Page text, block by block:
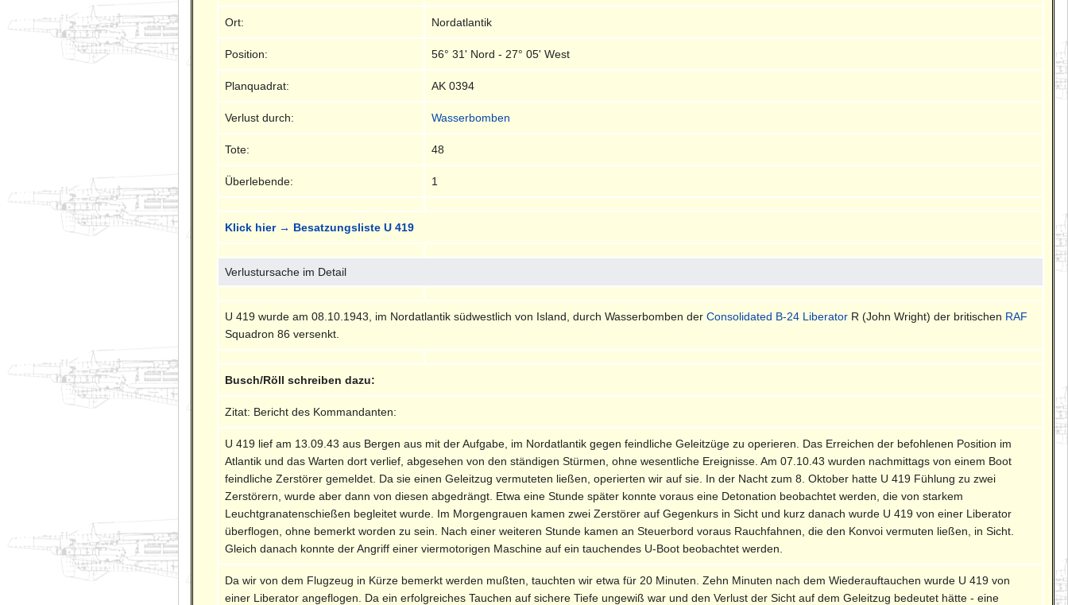
Ort: Nordatlantik
Position: 56° 31' Nord - 27° 05' West
Planquadrat: AK 0394
Verlust durch: Wasserbomben
Tote: 48
Überlebende: 1
Klick hier → Besatzungsliste U 419
Verlustursache im Detail
U 419 wurde am 08.10.1943, im Nordatlantik südwestlich von Island, durch Wasserbomben derConsolidated B-24 Liberator R (John Wright) der britischen RAF
Squadron 86 versenkt.
Busch/Röll schreiben dazu:
Zitat: Bericht des Kommandanten:
U 419 lief am 13.09.43 aus Bergen aus mit der Aufgabe, im Nordatlantik gegen feindliche Geleitzüge zu operieren. Das Erreichen der befohlenen Position im
Atlantik und das Warten dort verlief, abgesehen von den ständigen Stürmen, ohne wesentliche Ereignisse. Am 07.10.43 wurden nachmittags von einem Boot
feindliche Zerstörer gemeldet. Da sie einen Geleitzug vermuteten ließen, operierten wir auf sie. In der Nacht zum 8. Oktober hatte U 419 Fühlung zu zwei
Zerstörern, wurde aber dann von diesen abgedrängt. Etwa eine Stunde später konnte voraus eine Detonation beobachtet werden, die von starkem
Leuchtgranatenschießen begleitet wurde. Im Morgengrauen kamen zwei Zerstörer auf Gegenkurs in Sicht und kurz danach wurde U 419 von einer Liberator
überflogen, ohne bemerkt worden zu sein. Nach einer weiteren Stunde kamen an Steuerbord voraus Rauchfahnen, die den Konvoi vermuten ließen, in Sicht.
Gleich danach konnte der Angriff einer viermotorigen Maschine auf ein tauchendes U-Boot beobachtet werden.
Da wir von dem Flugzeug in Kürze bemerkt werden mußten, tauchten wir etwa für 20 Minuten. Zehn Minuten nach dem Wiederauftauchen wurde U 419 von
einer Liberator angeflogen. Da ein erfolgreiches Tauchen auf sichere Tiefe ungewiß war und den Verlust der Sicht auf dem Geleitzug bedeutet hätte - eine